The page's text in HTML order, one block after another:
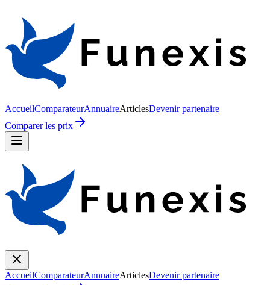
AccueilComparateurAnnuaireArticlesDevenir partenaire
Comparer les prix
AccueilComparateurAnnuaireArticlesDevenir partenaire